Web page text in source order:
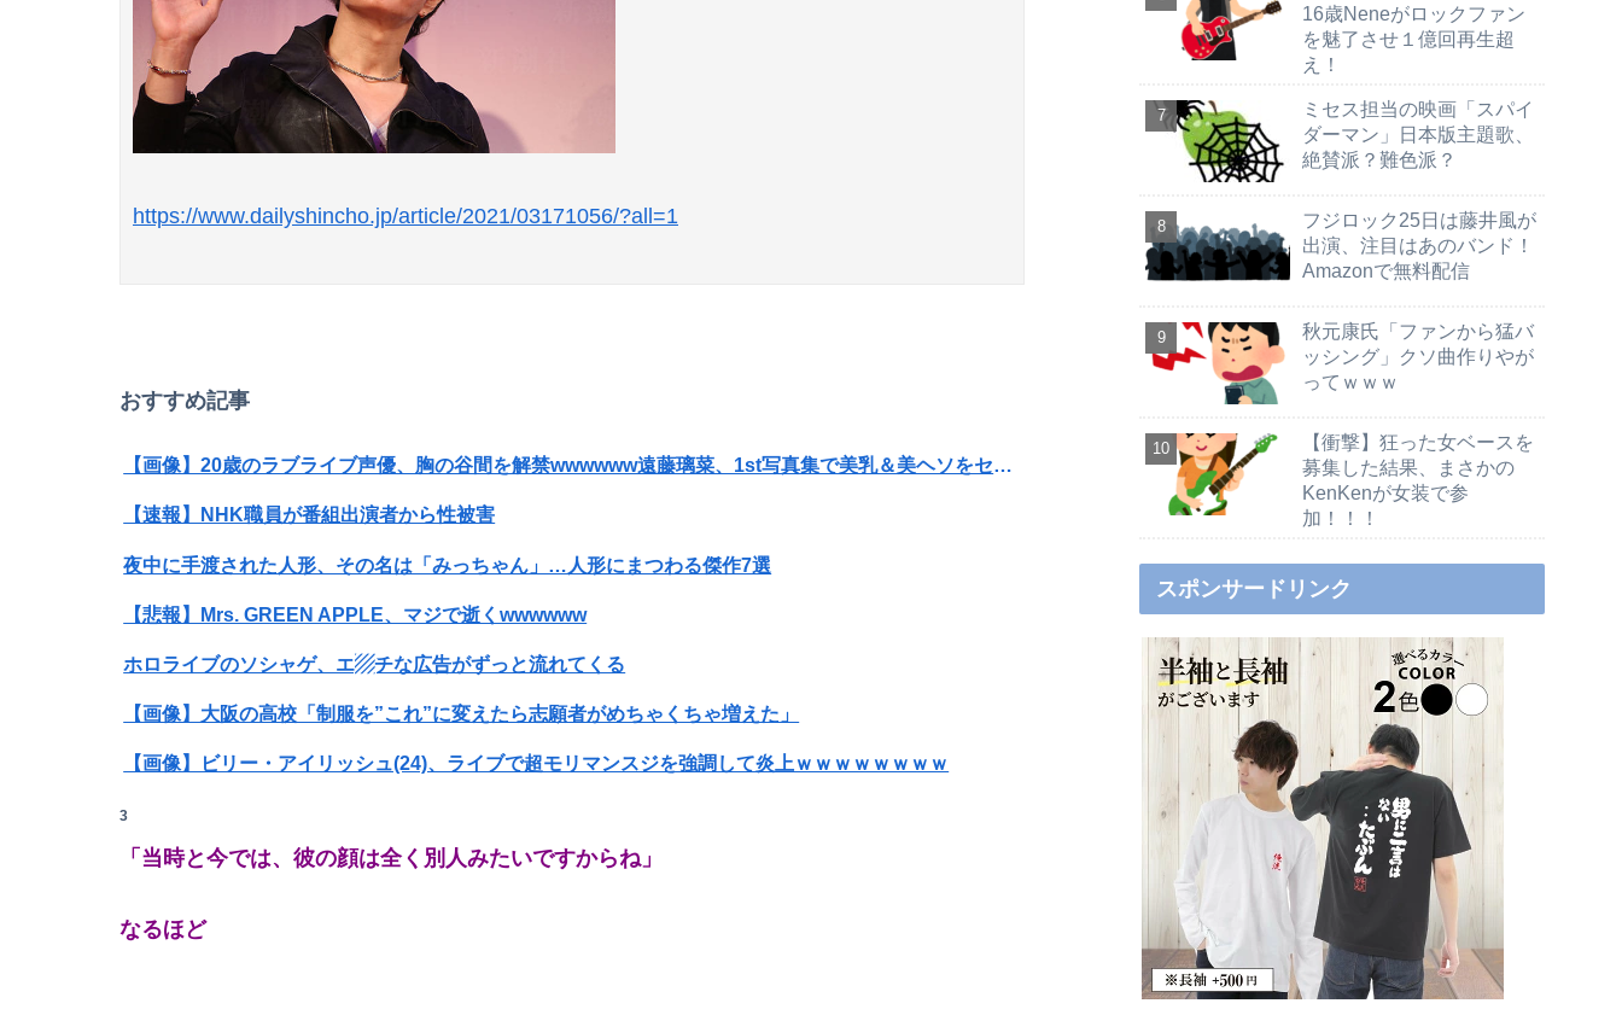
Powered by livedoor 相互RSS
https://www.dailyshincho.jp/article/2021/03171056/?all=1
おすすめ記事
【画像】20歳のラブライブ声優、胸の谷間を解禁wwwwww遠藤璃菜、1st写真集で美乳＆美ヘソをセクシー露出！！！
【速報】NHK職員が番組出演者から性被害
夜中に手渡された人形、その名は「みっちゃん」…人形にまつわる傑作7選
【悲報】Mrs. GREEN APPLE、マジで逝くwwwwww
ホロライブのソシャゲ、エ▨チな広告がずっと流れてくる
【画像】大阪の高校「制服を”これ”に変えたら志願者がめちゃくちゃ増えた」
【画像】ビリー・アイリッシュ(24)、ライブで超モリマンスジを強調して炎上ｗｗｗｗｗｗｗｗ
【画像】『To LOVEる』のアクキー、不評だった理由が明確すぎる
【警告】社会人「スムージーにキウイ皮ごと入れよ。これ美容にいいんだよね〜」→ 結果…
3
「当時と今では、彼の顔は全く別人みたいですからね」
なるほど
16歳Neneがロックファン
を魅了させ１億回再生超
え！
ミセス担当の映画「スパイ
ダーマン」日本版主題歌、
絶賛派？難色派？
フジロック25日は藤井風が
出演、注目はあのバンド！
Amazonで無料配信
秋元康氏「ファンから猛バ
ッシング」クソ曲作りやが
ってｗｗｗ
【衝撃】狂った女ベースを
募集した結果、まさかの
KenKenが女装で参
加！！！
スポンサードリンク